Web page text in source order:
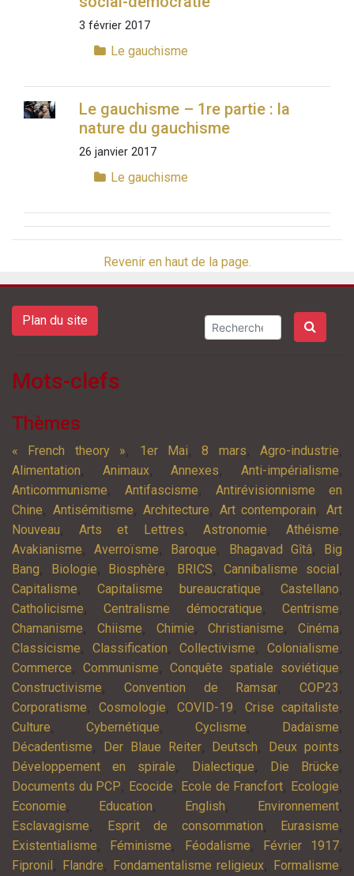
3 février 2017
Le gauchisme
Le gauchisme – 1re partie : la
nature du gauchisme
26 janvier 2017
Le gauchisme
Revenir en haut de la page.
Plan du site
Mots-clefs
Thèmes
« French theory », 1er Mai,8 mars, Agro-industrie,
Alimentation, Animaux,Annexes,Anti-impérialisme,
Anticommunisme, Antifascisme, Antirévisionnisme en
Chine, Antisémitisme,Architecture, Art contemporain,Art
Nouveau,Arts et Lettres, Astronomie,Athéisme,
Avakianisme,Averroïsme, Baroque, Bhagavad Gîtâ,
Big
Bang, Biologie, Biosphère, BRICS,Cannibalisme social ,
Capitalisme,Capitalisme bureaucratique,Castellano,
Catholicisme,Centralisme démocratique,Centrisme,
Chamanisme, Chiisme, Chimie,Christianisme, Cinéma,
Classicisme, Classification, Collectivisme, Colonialisme,
Commerce, Communisme, Conquête spatiale soviétique,
Constructivisme, Convention de Ramsar, COP23 ,
Corporatisme, Cosmologie, COVID-19, Crise capitaliste,
Culture, Cybernétique, Cyclisme, Dadaïsme,
Décadentisme, Der Blaue Reiter, Deutsch, Deux points,
Développement en spirale, Dialectique, Die Brücke,
Documents du PCP, Ecocide, Ecole de Francfort, Ecologie,
Economie, Education, English, Environnement,
Esclavagisme, Esprit de consommation, Eurasisme,
Existentialisme, Féminisme, Féodalisme, Février 1917,
Fipronil , Flandre, Fondamentalisme religieux, Formalisme,